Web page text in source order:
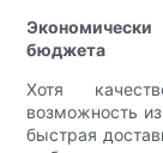
бюджета
Хотя
возможность
быстрая